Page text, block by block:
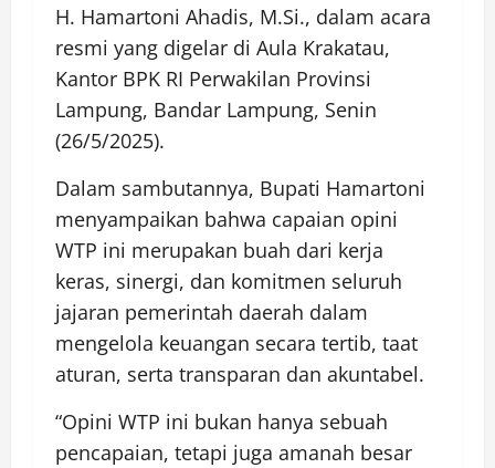
H. Hamartoni Ahadis, M.Si., dalam acara
resmi yang digelar di Aula Krakatau,
Kantor BPK RI Perwakilan Provinsi
Lampung, Bandar Lampung, Senin
(26/5/2025).
Dalam sambutannya, Bupati Hamartoni
menyampaikan bahwa capaian opini
WTP ini merupakan buah dari kerja
keras, sinergi, dan komitmen seluruh
jajaran pemerintah daerah dalam
mengelola keuangan secara tertib, taat
aturan, serta transparan dan akuntabel.
“Opini WTP ini bukan hanya sebuah
pencapaian, tetapi juga amanah besar